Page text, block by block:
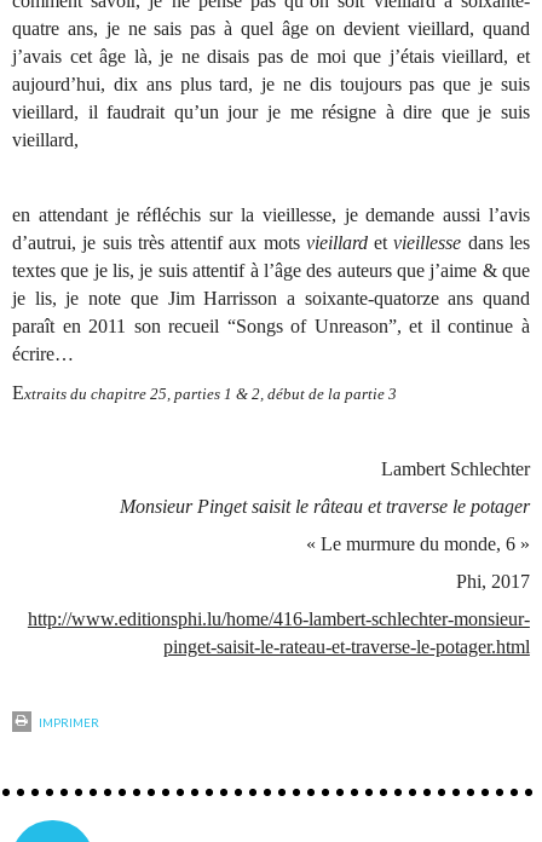
quatre ans, je ne sais pas à quel âge on devient vieillard, quand
j’avais cet âge là, je ne disais pas de moi que j’étais vieillard, et
aujourd’hui, dix ans plus tard, je ne dis toujours pas que je suis
vieillard, il faudrait qu’un jour je me résigne à dire que je suis
vieillard,
en attendant je réﬂéchis sur la vieillesse, je demande aussi l’avis
d’autrui, je suis très attentif aux mots vieillardetvieillesse dans les
textes que je lis, je suis attentif à l’âge des auteurs que j’aime & que
je lis, je note que Jim Harrisson a soixante-quatorze ans quand
paraît en 2011 son recueil “Songs of Unreason”, et il continue à
écrire…
Extraits du chapitre 25, parties 1 & 2, début de la partie 3
Lambert Schlechter
Monsieur Pinget saisit le râteau et traverse le potager
« Le murmure du monde, 6 »
Phi, 2017
http://www.editionsphi.lu/home/416-lambert-schlechter-monsieur-
pinget-saisit-le-rateau-et-traverse-le-potager.html
IMPRIMER